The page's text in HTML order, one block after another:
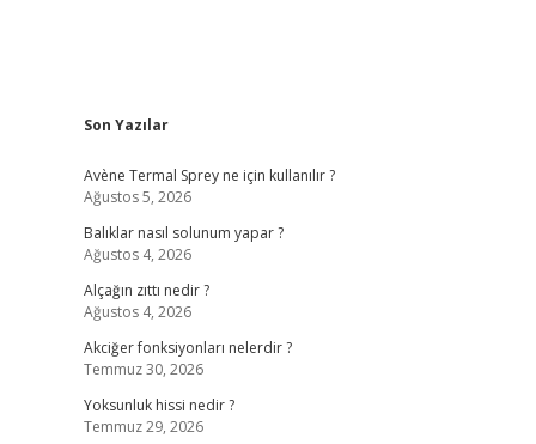
Sidebar
Son Yazılar
Avène Termal Sprey ne için kullanılır ?
Ağustos 5, 2026
Balıklar nasıl solunum yapar ?
Ağustos 4, 2026
Alçağın zıttı nedir ?
Ağustos 4, 2026
Akciğer fonksiyonları nelerdir ?
Temmuz 30, 2026
Yoksunluk hissi nedir ?
Temmuz 29, 2026